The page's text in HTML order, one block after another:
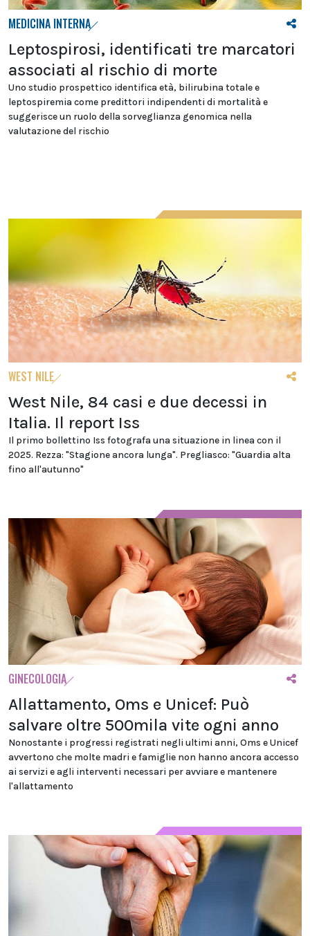
MEDICINA INTERNA
Leptospirosi, identificati tre marcatori
associati al rischio di morte
Uno studio prospettico identifica età, bilirubina totale e
leptospiremia come predittori indipendenti di mortalità e
suggerisce un ruolo della sorveglianza genomica nella
valutazione del rischio
WEST NILE
West Nile, 84 casi e due decessi in
Italia. Il report Iss
Il primo bollettino Iss fotografa una situazione in linea con il
2025. Rezza: "Stagione ancora lunga". Pregliasco: "Guardia alta
fino all'autunno"
GINECOLOGIA
Allattamento, Oms e Unicef: Può
salvare oltre 500mila vite ogni anno
Nonostante i progressi registrati negli ultimi anni, Oms e Unicef
avvertono che molte madri e famiglie non hanno ancora accesso
ai servizi e agli interventi necessari per avviare e mantenere
l'allattamento